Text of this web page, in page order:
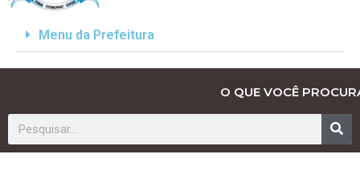
Menu da Prefeitura
O QUE VOCÊ